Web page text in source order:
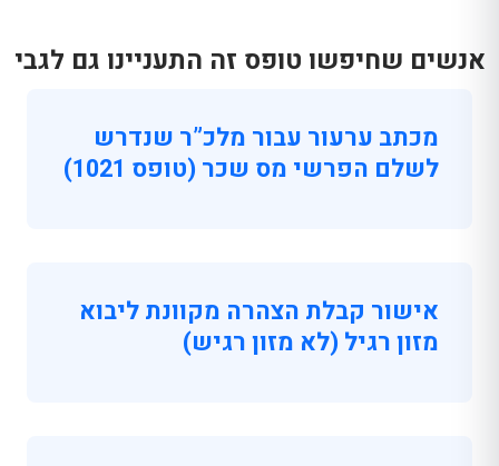
אנשים שחיפשו טופס זה התעניינו גם לגבי
מכתב ערעור עבור מלכ”ר שנדרש
לשלם הפרשי מס שכר (טופס 1021)
אישור קבלת הצהרה מקוונת ליבוא
מזון רגיל (לא מזון רגיש)